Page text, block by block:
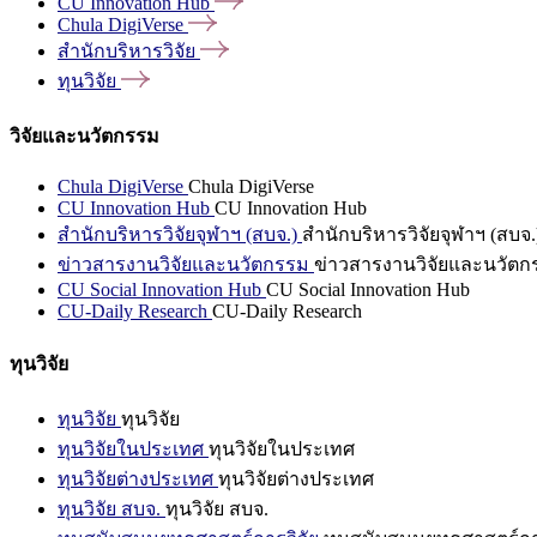
Chula DigiVerse
สำนักบริหารวิจัย
ทุนวิจัย
วิจัยและนวัตกรรม
Chula DigiVerse Chula DigiVerse
CU Innovation Hub CU Innovation Hub
สำนักบริหารวิจัยจุฬาฯ (สบจ.) สำนักบริหารวิจัยจุฬาฯ (สบจ
ข่าวสารงานวิจัยและนวัตกรรม ข่าวสารงานวิจัยและนวัตก
CU Social Innovation Hub CU Social Innovation Hub
CU-Daily Research CU-Daily Research
ทุนวิจัย
ทุนวิจัย ทุนวิจัย
ทุนวิจัยในประเทศ ทุนวิจัยในประเทศ
ทุนวิจัยต่างประเทศ ทุนวิจัยต่างประเทศ
ทุนวิจัย สบจ. ทุนวิจัย สบจ.